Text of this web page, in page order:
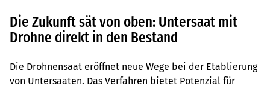
Die Zukunft sät von oben: Untersaat mit
Drohne direkt in den Bestand
Die Drohnensaat eröffnet neue Wege bei der Etablierung
von Untersaaten. Das Verfahren bietet Potenzial für